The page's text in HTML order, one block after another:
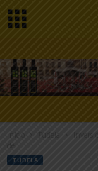
Inicio Tudela
TUDELA